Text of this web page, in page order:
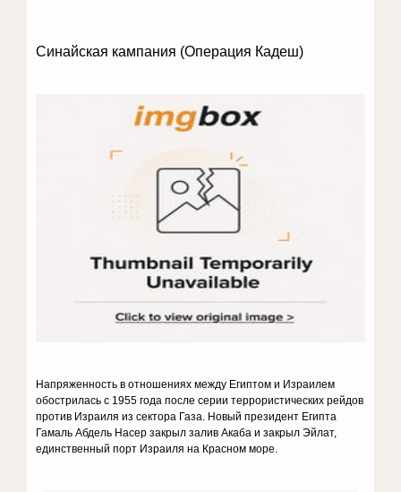
Синайская кампания (Операция Кадеш)
Напряженность в отношениях между Египтом и Израилем
обострилась с 1955 года после серии террористических рейдов
против Израиля из сектора Газа. Новый президент Египта
Гамаль Абдель Насер закрыл залив Акаба и закрыл Эйлат,
единственный порт Израиля на Красном море.